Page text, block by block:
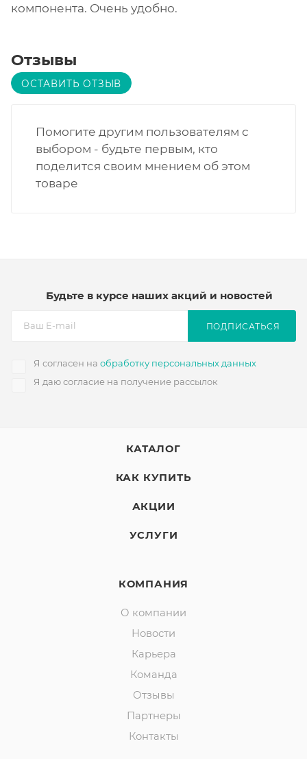
компонента. Очень удобно.
Отзывы
ОСТАВИТЬ ОТЗЫВ
Помогите другим пользователям с
выбором - будьте первым, кто
поделится своим мнением об этом
товаре
Будьте в курсе наших акций и новостей
Я согласен на обработку персональных данных
Я даю согласие на получение рассылок
ПОДПИСАТЬСЯ
КАТАЛОГ
КАК КУПИТЬ
АКЦИИ
УСЛУГИ
КОМПАНИЯ
О компании
Новости
Карьера
Команда
Отзывы
Партнеры
Контакты